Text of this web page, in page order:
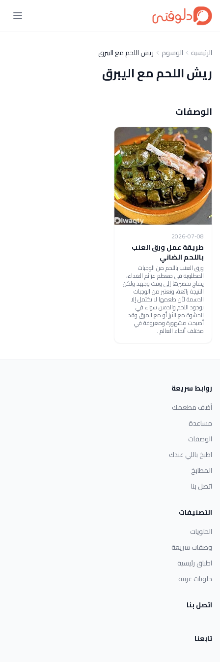
الرئيسية الوسوم ريش اللحم مع اليبرق
ريش اللحم مع اليبرق
الوصفات
2026-07-08
طريقة عمل ورق العنب
باللحم الضاني
ورق العنب باللحم من الوجبات
المطلوبة في معظم عزائم الغداء،
يحتاج تحضيرها إلى وقت وجهد ولكن
النتيجة رائعة، وتعتبر من الوجبات
الدسمة لأن طعمها لا يكتمل إلا
بوجود اللحم والدهن سواء في
الحشوة مع الأرز أو مع المرق وقد
أصبحت مشهورة ومعروفة في
مختلف أنحاء العالم .
روابط سريعة
أضف مطعمك
مساعدة
الوصفات
اطبخ باللي عندك
المطابخ
اتصل بنا
التصنيفات
الحلويات
وصفات سريعة
اطباق رئيسية
حلويات غربية
اتصل بنا
تابعنا